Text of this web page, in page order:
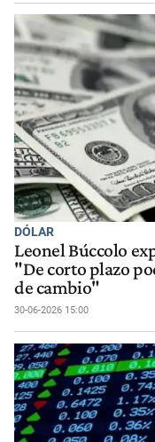
DÓLAR
Leonel Búccolo
"De corto plazo
de cambio"
30-06-2026 15:00